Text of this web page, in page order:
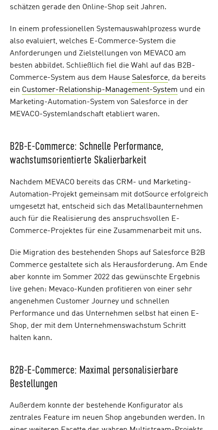
schätzen gerade den Online-Shop seit Jahren.
In einem professionellen Systemauswahlprozess wurde
also evaluiert, welches E-Commerce-System die
Anforderungen und Zielstellungen von MEVACO am
besten abbildet. Schließlich fiel die Wahl auf das B2B-
Commerce-System aus dem Hause Salesforce, da bereits
ein Customer-Relationship-Management-System und ein
Marketing-Automation-System von Salesforce in der
MEVACO-Systemlandschaft etabliert waren.
B2B-E-Commerce: Schnelle Performance,
wachstumsorientierte Skalierbarkeit
Nachdem MEVACO bereits das CRM- und Marketing-
Automation-Projekt gemeinsam mit dotSource erfolgreich
umgesetzt hat, entscheid sich das Metallbaunternehmen
auch für die Realisierung des anspruchsvollen E-
Commerce-Projektes für eine Zusammenarbeit mit uns.
Die Migration des bestehenden Shops auf Salesforce B2B
Commerce gestaltete sich als Herausforderung. Am Ende
aber konnte im Sommer 2022 das gewünschte Ergebnis
live gehen: Mevaco-Kunden profitieren von einer sehr
angenehmen Customer Journey und schnellen
Performance und das Unternehmen selbst hat einen E-
Shop, der mit dem Unternehmenswachstum Schritt
halten kann.
B2B-E-Commerce: Maximal personalisierbare
Bestellungen
Außerdem konnte der bestehende Konfigurator als
zentrales Feature im neuen Shop angebunden werden. In